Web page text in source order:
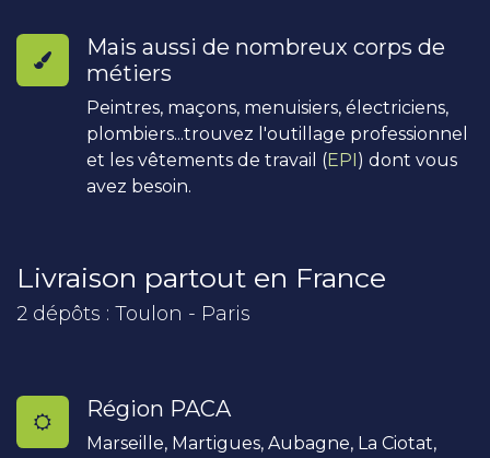
Mais aussi de nombreux corps de
métiers
Peintres, maçons, menuisiers, électriciens,
plombiers...trouvez l'outillage professionnel
et les vêtements de travail (EPI) dont vous
avez besoin.
Livraison partout en France
2 dépôts : Toulon - Paris
Région PACA
Marseille, Martigues, Aubagne, La Ciotat,